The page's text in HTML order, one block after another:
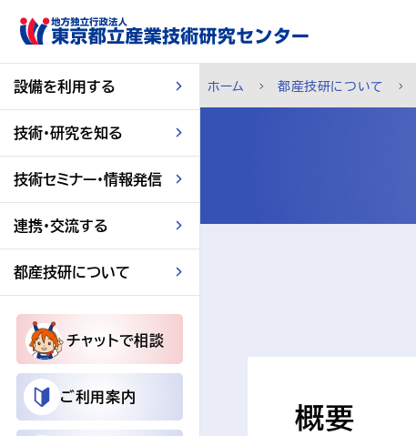
スキップして本文へ
設備を利用する
技術・研究を知る
技術セミナー・情報発信
連携・交流する
都産技研について
チャットで相談
ご利用案内
ホーム 都産技研について
概要